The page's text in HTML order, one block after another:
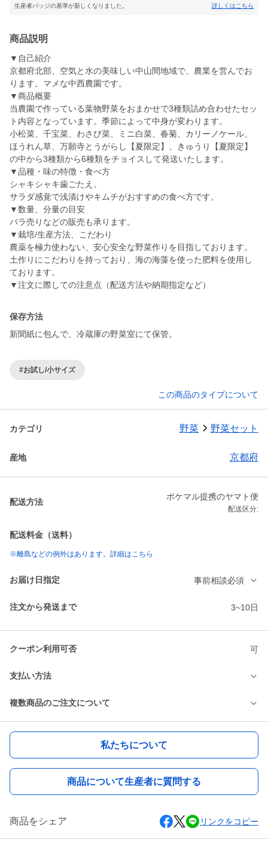
生産者バッジの基準が新しくなりました。 詳しくはこちら
商品説明
▼自己紹介
京都府北部、空気と水の美味しい中山間地域で、農業を営んでお
ります。マメな中西農園です。
▼商品概要
当農園で作っている葉物野菜をおまかせで3種類詰め合わせたセッ
ト内容となっています。季節によって中身が変わります。
小松菜、千宝菜、わさび菜、ミニ白菜、春菊、カリーノケール、
ほうれん草、万願寺とうがらし【夏限定】、きゅうり【夏限定】
の中から3種類から6種類をチョイスして発送いたします。
▼品種・味の特徴・食べ方
シャキシャキ歯ごたえ。
サラダ感覚で浅漬けやキムチがおすすめの食べ方です。
▼数量、分量の目安
バラ売りなどの販売も承ります。
▼栽培/生産方法、こだわり
農薬を極力使わない、安心安全な野菜作りを目指しております。
土作りにこだわりを持っており、海の海藻を使った肥料を使用し
ております。
▼注文に際しての注意点（配送方法や納期指定など）
保存方法
新聞紙に包んで、冷蔵庫の野菜室にて保管。
#お試し/小サイズ
この商品のタイプについて
カテゴリ 野菜 野菜セット
産地 京都府
配送方法
ポケマル提携のヤマト便
配送区分:
配送料金（送料）
※離島などの例外はあります。詳細はこちら
お届け日指定 事前相談必須
注文から発送まで 3~10日
クーポン利用可否 可
支払い方法
複数商品のご注文について
私たちについて
商品について生産者に質問する
商品をシェア リンクをコピー